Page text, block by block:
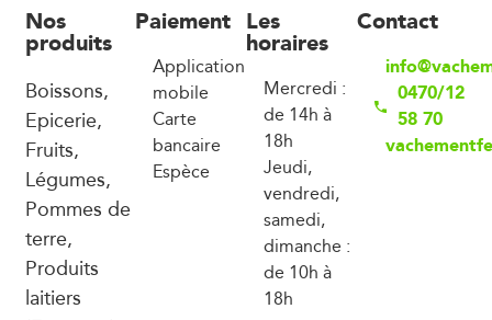
Nos
produits
Boissons,
Epicerie,
Fruits,
Légumes,
Pommes de
terre,
Produits
laitiers
Paiement
Application
mobile
Carte
bancaire
Espèce
Les
horaires
Mercredi :
de 14h à
18h
Jeudi,
vendredi,
samedi,
dimanche :
de 10h à
18h
Contact
0470/12
58 70